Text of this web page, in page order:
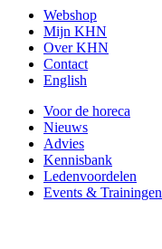
Webshop
Mijn KHN
Over KHN
Contact
English
Voor de horeca
Nieuws
Advies
Kennisbank
Ledenvoordelen
Events & Trainingen